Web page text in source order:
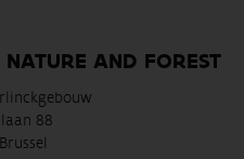
NATURE AND FOREST
88